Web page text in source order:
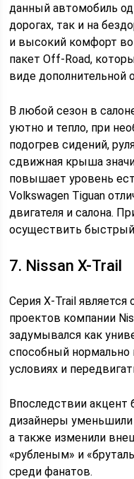
данный автомобиль
дорогах, так и на
и высокий комфорт
пакет Off-Road,
виде дополнительной
В любой сезон в
уютно и тепло, при
подогрев сидений,
сдвижная крыша
повышает уровень
Volkswagen Tiguan
двигателя и салона.
осуществить быстрый
7. Nissan X-Trail
Серия X-Trail
проектов компании
задумывался как
способный нормально
условиях и
Впоследствии акцент
дизайнеры уменьшили
а также изменили
«рубленым» и
среди фанатов.